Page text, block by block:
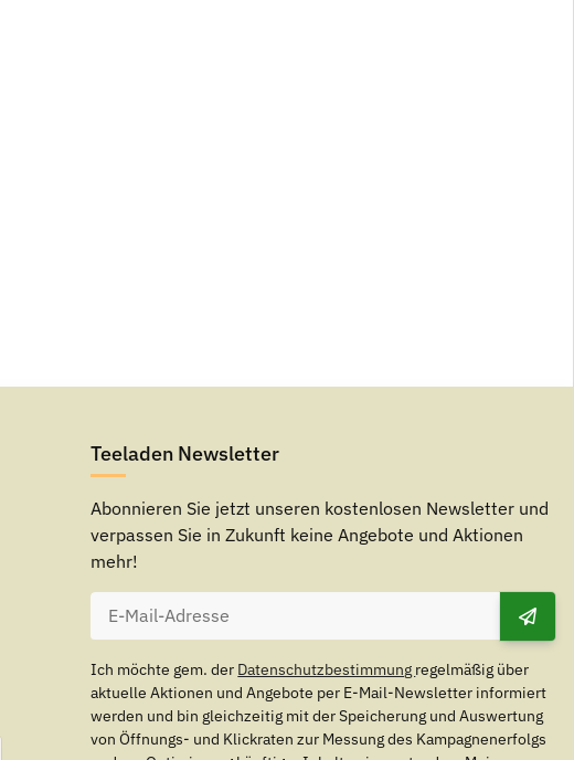
Teeladen Newsletter
Abonnieren Sie jetzt unseren kostenlosen Newsletter und
verpassen Sie in Zukunft keine Angebote und Aktionen
mehr!
Ich möchte gem. der Datenschutzbestimmung regelmäßig über
aktuelle Aktionen und Angebote per E-Mail-Newsletter informiert
werden und bin gleichzeitig mit der Speicherung und Auswertung
von Öffnungs- und Klickraten zur Messung des Kampagnenerfolgs